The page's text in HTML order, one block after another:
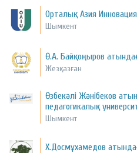
Орталық Азия
Шымкент
Ө.А. Байқоңыров
Жезқазған
Өзбекәлі Жәнібеков
педагогикалық
Шымкент
Х.Досмұхамедов